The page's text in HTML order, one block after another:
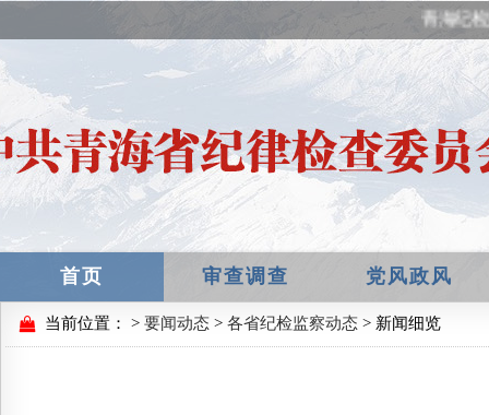
青海纪
首页 审查调查 党风政风
当前位置： > 要闻动态 > 各省纪检监察动态 > 新闻细览